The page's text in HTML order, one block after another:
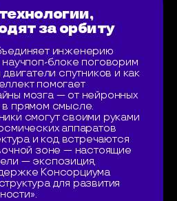
за орбиту
инженерию
блоке поговорим
спутников и как
помогает
мозга — от нейронных
прямом смысле.
смогут своими руками
аппаратов
и код встречаются
зоне — настоящие
— экспозиция,
Консорциума
для развития